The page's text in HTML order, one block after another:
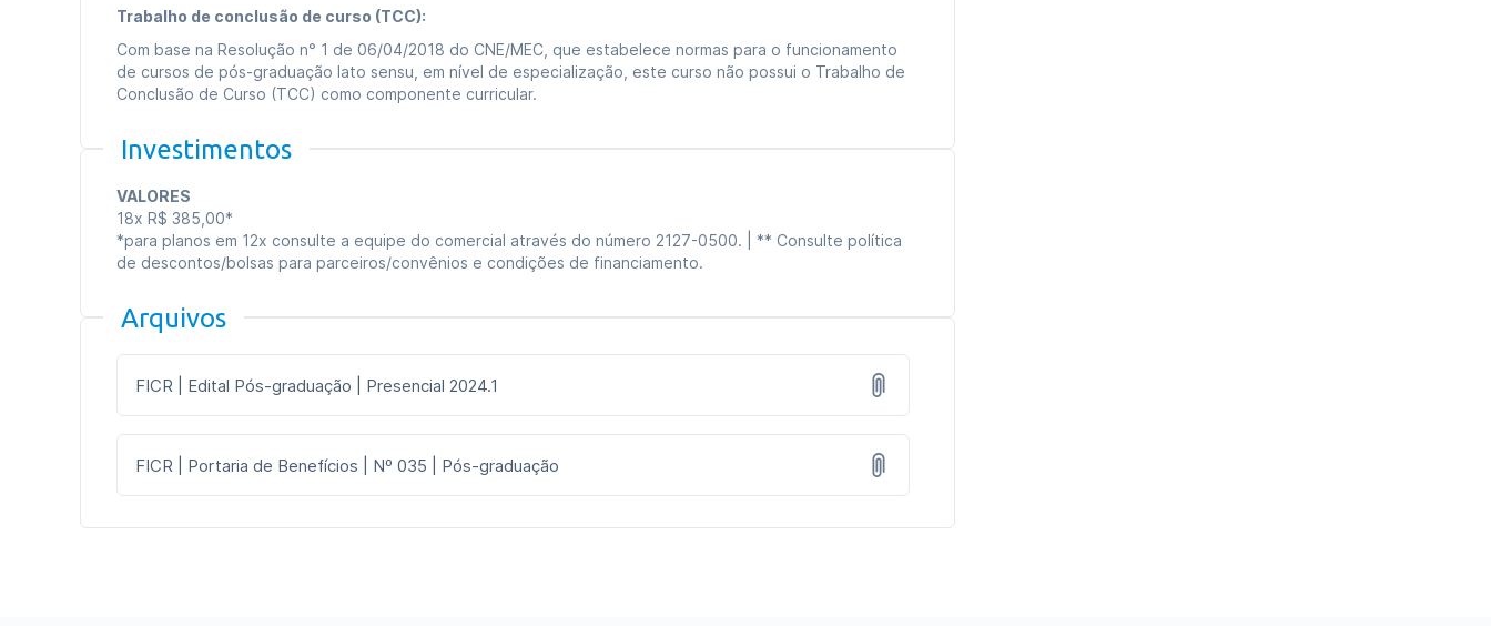
Trabalho de conclusão de curso (TCC):
Com base na Resolução n° 1 de 06/04/2018 do CNE/MEC, que estabelece normas para o funcionamento
de cursos de pós-graduação lato sensu, em nível de especialização, este curso não possui o Trabalho de
Conclusão de Curso (TCC) como componente curricular.
Investimentos
VALORES
18x R$ 385,00*
*para planos em 12x consulte a equipe do comercial através do número 2127-0500. | ** Consulte política
de descontos/bolsas para parceiros/convênios e condições de financiamento.
Arquivos
FICR | Edital Pós-graduação | Presencial 2024.1
FICR | Portaria de Benefícios | Nº 035 | Pós-graduação